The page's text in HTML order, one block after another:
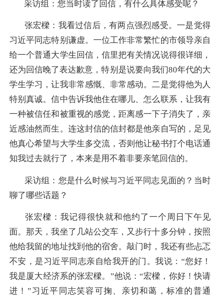
采访组：您当时读了回信，有什么具体感受呢？
张宏樑： 我看过信后，有两点强烈感受。一是觉得
习近平同志特别谦虚。一位工作非常繁忙的市领导亲自
给一个普通大学生回信，信里把有关情况说得很详细，
还为回信晚了表达歉意，特别是说要向我们80年代的大
学生学习，让我非常感慨、非常感动。二是觉得他为人
特别真诚。信中告诉我他住在哪儿、怎么联系，让我有
一种被信任和被重视的感觉，距离感一下子消失了，亲
近感油然而生。连这封信的信封都是他亲自写的，足见
他真心希望与大学生多交流，否则他让秘书打个电话通
知我过去就行了，本来是用不着非要亲笔回信的。
采访组：您是什么时候与习近平同志见面的？当时
聊了哪些话题？
张宏樑：我记得很快就和他约了一个周日下午见
面。那天，我坐了几站公交车，又步行十多分钟，按照
他给我留的地址找到他的宿舍。敲门时，我还有些忐忑
不安，是习近平同志亲自给我开的门。我说：“您好！
我是厦大经济系的张宏樑。”他说：“宏樑，你好！快请
进！”习近平同志笑容可掬、亲切和蔼，标准的普通